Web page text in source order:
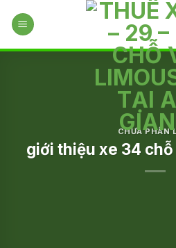
CHƯA PHÂN
giới thiệu xe 34